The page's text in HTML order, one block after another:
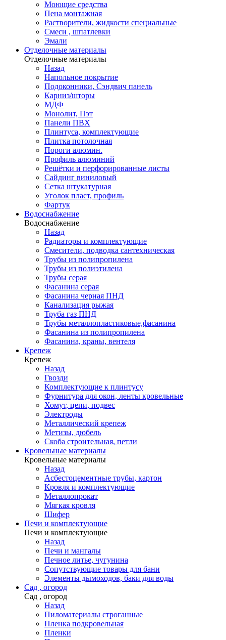
Моющие средства
Пена монтажная
Растворители, жидкости специальные
Смеси , шпатлевки
Эмали
Отделочные материалы
Отделочные материалы
Назад
Напольное покрытие
Подоконники, Сэндвич панель
Карниз/шторы
МДФ
Монолит, Пэт
Панели ПВХ
Плинтуса, комплектующие
Плитка потолочная
Пороги алюмин.
Профиль алюминий
Решётки и перфорированные листы
Сайдинг виниловый
Сетка штукатурная
Уголок пласт, профиль
Фартук
Водоснабжение
Водоснабжение
Назад
Радиаторы и комплектующие
Смесители, подводка сантехническая
Трубы из полипропилена
Трубы из полиэтилена
Трубы серая
Фасанина серая
Фасанина черная ПНД
Канализация рыжая
Труба газ ПНД
Трубы металлопластиковые,фасанина
Фасанина из полипропилена
Фасанина, краны, вентеля
Крепеж
Крепеж
Назад
Гвозди
Комплектующие к плинтусу
Фурнитура для окон, ленты кровельные
Хомут, цепи, подвес
Электроды
Металлический крепеж
Метизы, дюбель
Скоба строительная, петли
Кровельные материалы
Кровельные материалы
Назад
Асбестоцементные трубы, картон
Кровля и комплектующие
Металлопрокат
Мягкая кровля
Шифер
Печи и комплектующие
Печи и комплектующие
Назад
Печи и мангалы
Печное литье, чугунина
Сопутствующие товары для бани
Элементы дымоходов, баки для воды
Сад , огород
Сад , огород
Назад
Пиломатериалы строганные
Пленка подкровельная
Пленки